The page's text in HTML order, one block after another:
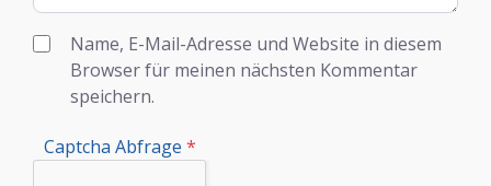
Name, E-Mail-Adresse und Website in diesem
Browser für meinen nächsten Kommentar
speichern.
Captcha Abfrage *